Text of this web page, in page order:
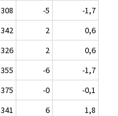
308 -5
-1,7
342 2
0,6
326 2
0,6
355 -6
-1,7
375 -0
-0,1
341 6 1,8